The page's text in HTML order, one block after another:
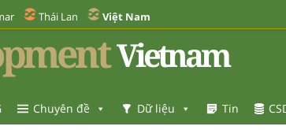
Thái Lan Việt Nam
Vietnam
Chuyên đề Dữ liệu Tin